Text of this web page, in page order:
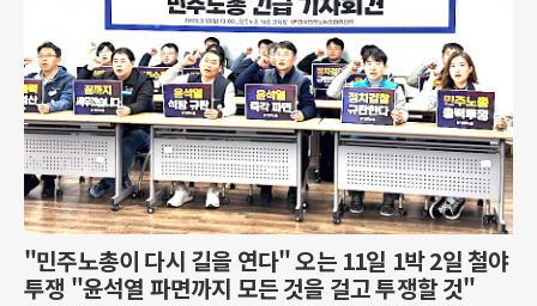
"민주노총이 다시 길을 연다" 오는 11일 1박 2일 철야
투쟁 "윤석열 파면까지 모든 것을 걸고 투쟁할 것"